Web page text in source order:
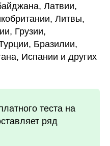
Латвии,
Литвы,
Грузии,
Бразилии,
Испании и других
теста на
ряд